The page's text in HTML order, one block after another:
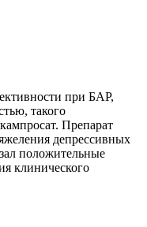
при БАР,
такого
Препарат
депрессивных
положительные
клинического